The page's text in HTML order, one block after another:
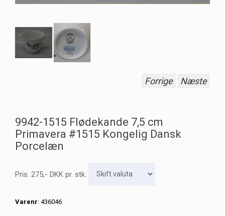
Forrige Næste
9942-1515 Flødekande 7,5 cm
Primavera #1515 Kongelig Dansk
Porcelæn
Pris: 275,- DKK pr. stk.
Varenr: 436046